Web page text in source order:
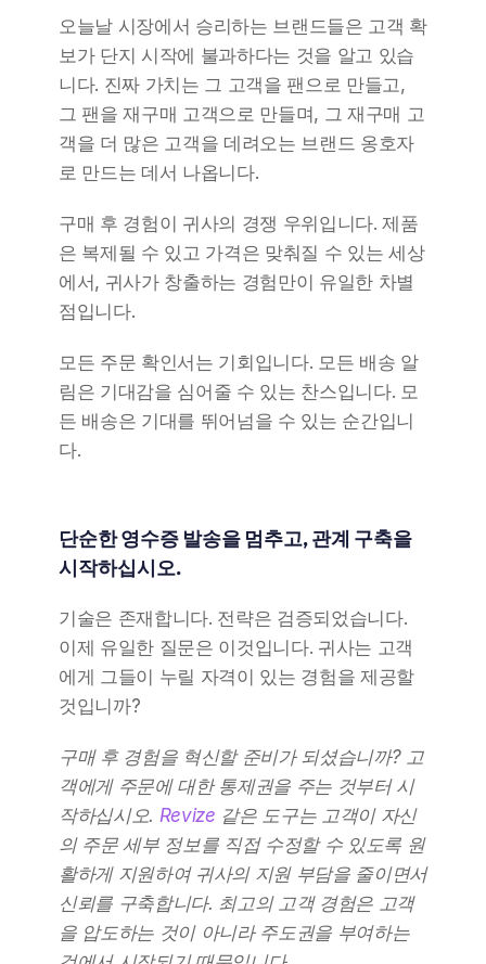
오늘날 시장에서 승리하는 브랜드들은 고객 확
보가 단지 시작에 불과하다는 것을 알고 있습
니다. 진짜 가치는 그 고객을 팬으로 만들고,
그 팬을 재구매 고객으로 만들며, 그 재구매 고
객을 더 많은 고객을 데려오는 브랜드 옹호자
로 만드는 데서 나옵니다.
구매 후 경험이 귀사의 경쟁 우위입니다. 제품
은 복제될 수 있고 가격은 맞춰질 수 있는 세상
에서, 귀사가 창출하는 경험만이 유일한 차별
점입니다.
모든 주문 확인서는 기회입니다. 모든 배송 알
림은 기대감을 심어줄 수 있는 찬스입니다. 모
든 배송은 기대를 뛰어넘을 수 있는 순간입니
다.
단순한 영수증 발송을 멈추고, 관계 구축을
시작하십시오.
기술은 존재합니다. 전략은 검증되었습니다.
이제 유일한 질문은 이것입니다. 귀사는 고객
에게 그들이 누릴 자격이 있는 경험을 제공할
것입니까?
구매 후 경험을 혁신할 준비가 되셨습니까? 고
객에게 주문에 대한 통제권을 주는 것부터 시
작하십시오. Revize 같은 도구는 고객이 자신
의 주문 세부 정보를 직접 수정할 수 있도록 원
활하게 지원하여 귀사의 지원 부담을 줄이면서
신뢰를 구축합니다. 최고의 고객 경험은 고객
을 압도하는 것이 아니라 주도권을 부여하는